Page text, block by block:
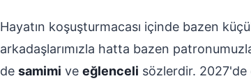
Hayatın koşuşturmacası içinde bazen
arkadaşlarımızla hatta bazen
de samimi ve eğlenceli sözlerdir.